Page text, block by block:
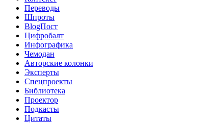
Переводы
Шпроты
BlogПост
Цифробалт
Инфографика
Чемодан
Авторские колонки
Эксперты
Спецпроекты
Библиотека
Проектор
Подкасты
Цитаты